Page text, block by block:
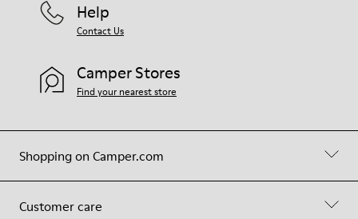
Shopping on Camper.com
Customer care
Help
Contact Us
Camper Stores
Find your nearest store